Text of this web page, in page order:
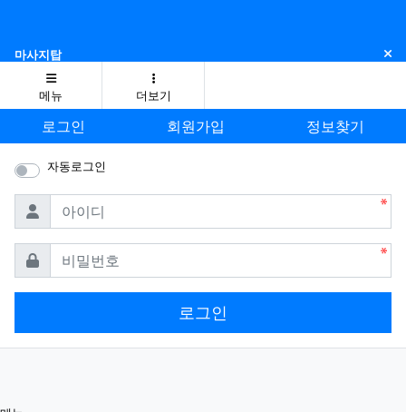
마사지탑 닫
메뉴 더보기
로그인 회원가입 정보찾기
자동로그인
아이디
비밀번호
로그인